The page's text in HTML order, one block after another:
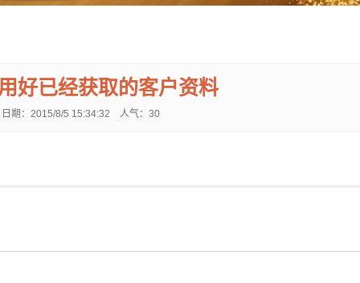
好已经获取的客户资料
期：2015/8/5 15:34:32 人气： 30